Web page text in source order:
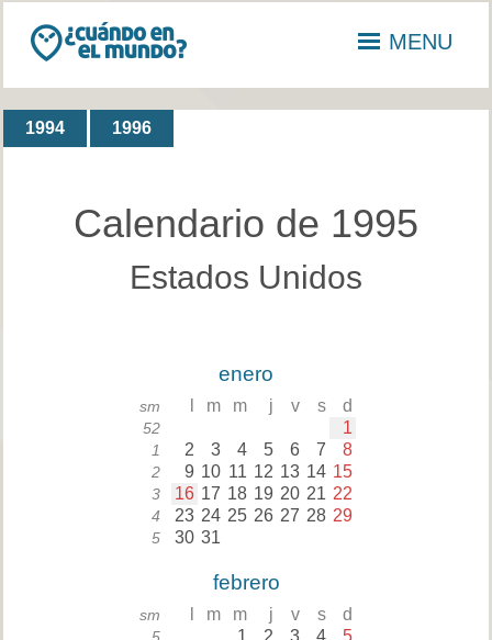
MENU
1994 1996
Calendario de 1995
Estados Unidos
enero
sm m m j v s d
52 1
1 2 3 4 5 6 7 8
2 9 10 11 12 13 14 15
3 16 17 18 19 20 21 22
4 23 24 25 26 27 28 29
5 30 31
febrero
sm m m j v s d